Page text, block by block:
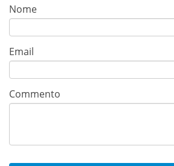
Nome
Email
Commento